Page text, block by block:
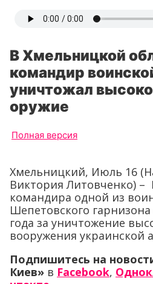
В Хмельницкой
командир
уничтожал
оружие
Полная версия
Хмельницкий, Июль 16
Виктория Литовченко)
командира одной из
Шепетовского
года за уничтожение
вооружения украинской
Подпишитесь на
Киев» в Facebook,